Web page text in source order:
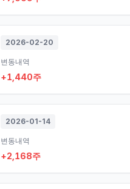
2026-02-20
변동내역
+1,440주
2026-01-14
변동내역
+2,168주